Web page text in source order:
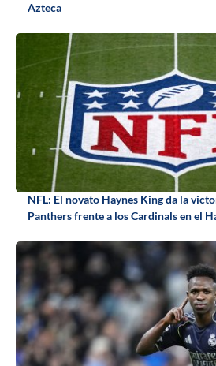
Azteca
NFL: El novato Haynes King da la
Panthers frente a los Cardinals en el